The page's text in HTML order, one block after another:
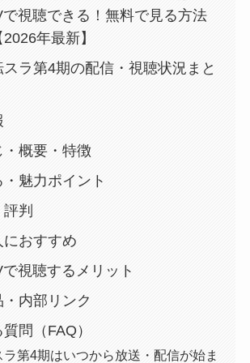
視聴できる！無料で見る方法
年最新】
ラ第4期の配信・視聴状況まと
・概要・特徴
・魅力ポイント
判
におすすめ
視聴するメリット
・内部リンク
問（FAQ）
ラ第4期はいつから放送・配信が始ま